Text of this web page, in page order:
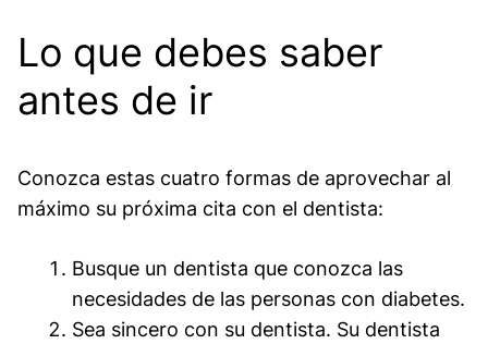
Lo que debes saber
antes de ir
Conozca estas cuatro formas de aprovechar al
máximo su próxima cita con el dentista:
Busque un dentista que conozca las
necesidades de las personas con diabetes.
Sea sincero con su dentista. Su dentista